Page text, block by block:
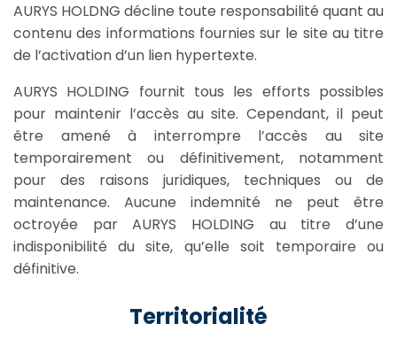
AURYS HOLDNG décline toute responsabilité quant au
contenu des informations fournies sur le site au titre
de l’activation d’un lien hypertexte.
AURYS HOLDING fournit tous les efforts possibles
pour maintenir l’accès au site. Cependant, il peut
être amené à interrompre l’accès au site
temporairement ou définitivement, notamment
pour des raisons juridiques, techniques ou de
maintenance. Aucune indemnité ne peut être
octroyée par AURYS HOLDING au titre d’une
indisponibilité du site, qu’elle soit temporaire ou
définitive.
Territorialité